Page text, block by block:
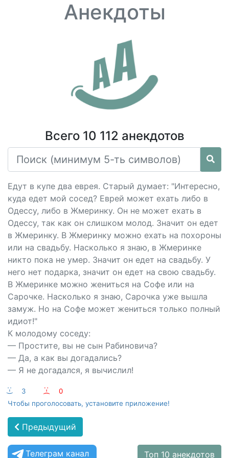
Анекдоты
Всего 10 112 анекдотов
Едут в купе два еврея. Старый думает: "Интересно,
куда едет мой сосед? Еврей может ехать либо в
Одессу, либо в Жмеринку. Он не может ехать в
Одессу, так как он слишком молод. Значит он едет
в Жмеринку. В Жмеринку можно ехать на похороны
или на свадьбу. Насколько я знаю, в Жмеринке
никто пока не умер. Значит он едет на свадьбу. У
него нет подарка, значит он едет на свою свадьбу.
В Жмеринке можно жениться на Софе или на
Сарочке. Насколько я знаю, Сарочка уже вышла
замуж. Но на Софе может жениться только полный
идиот!"
К молодому соседу:
— Простите, вы не сын Рабиновича?
— Да, а как вы догадались?
— Я не догадался, я вычислил!
:-) 3 :-(
0
Чтобы проголосовать, установите приложение!
Предыдущий
Телеграм канал Топ 10 анекдотов